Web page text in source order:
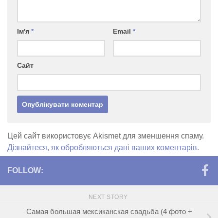
Ім'я * Email *
Сайт
Цей сайт використовує Akismet для зменшення спаму.
Дізнайтеся, як обробляються дані ваших коментарів.
FOLLOW:
NEXT STORY
Самая большая мексиканская свадьба (4 фото +